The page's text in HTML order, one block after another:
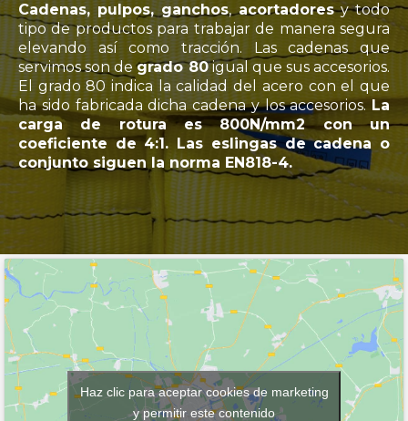
Cadenas, pulpos, ganchos,acortadoresy todo
tipo de productos para trabajar de manera segura
elevando así como tracción. Las cadenas que
servimos son degrado 80igual que sus accesorios.
El grado 80 indica la calidad del acero con el que
ha sido fabricada dicha cadena y los accesorios. La
carga de rotura es 800N/mm2 con un
coeficiente de 4:1. Las eslingas de cadena o
conjunto siguen la norma EN818-4.
Haz clic para aceptar cookies de marketing
y permitir este contenido